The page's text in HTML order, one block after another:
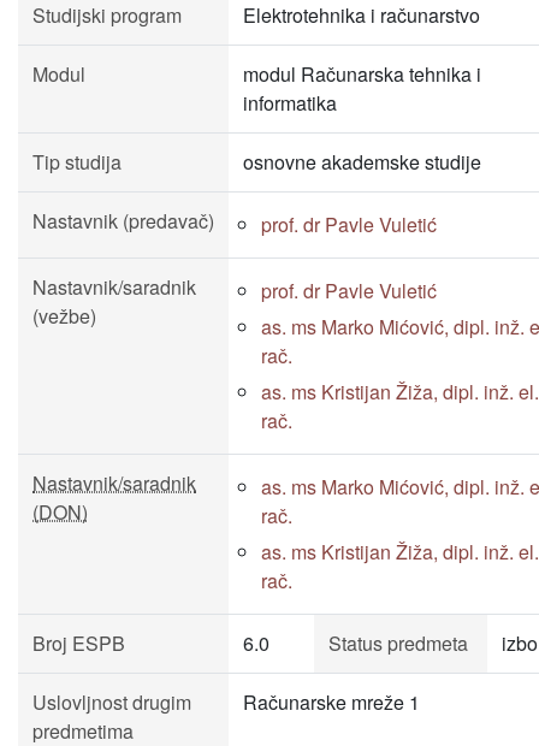
Studijski program Elektrotehnika i računarstvo
Modul
modul Računarska tehnika i
informatika
Tip studija osnovne akademske studije
Nastavnik (predavač) prof. dr Pavle Vuletić
Nastavnik/saradnik
(vežbe)
prof. dr Pavle Vuletić
as. ms Marko Mićović, dipl. inž.
rač.
as. ms Kristijan Žiža, dipl. inž.
rač.
Nastavnik/saradnik
(DON)
as. ms Marko Mićović, dipl. inž.
rač.
as. ms Kristijan Žiža, dipl. inž.
rač.
Broj ESPB 6.0 Status predmeta
Uslovljnost drugim
predmetima
Računarske mreže 1